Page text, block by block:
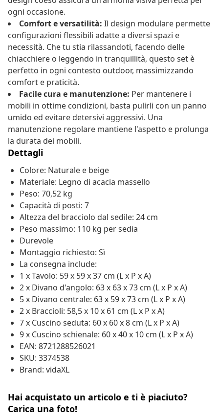
ogni occasione.
Comfort e versatilità: Il design modulare permette
configurazioni flessibili adatte a diversi spazi e
necessità. Che tu stia rilassandoti, facendo delle
chiacchiere o leggendo in tranquillità, questo set è
perfetto in ogni contesto outdoor, massimizzando
comfort e praticità.
Facile cura e manutenzione: Per mantenere i
mobili in ottime condizioni, basta pulirli con un panno
umido ed evitare detersivi aggressivi. Una
manutenzione regolare mantiene l'aspetto e prolunga
la durata dei mobili.
Dettagli
Colore: Naturale e beige
Materiale: Legno di acacia massello
Peso: 70,52 kg
Capacità di posti: 7
Altezza del bracciolo dal sedile: 24 cm
Peso massimo: 110 kg per sedia
Durevole
Montaggio richiesto: Sì
La consegna include:
1 x Tavolo: 59 x 59 x 37 cm (L x P x A)
2 x Divano d'angolo: 63 x 63 x 73 cm (L x P x A)
5 x Divano centrale: 63 x 59 x 73 cm (L x P x A)
2 x Braccioli: 58,5 x 10 x 61 cm (L x P x A)
7 x Cuscino seduta: 60 x 60 x 8 cm (L x P x A)
9 x Cuscino schienale: 60 x 40 x 10 cm (L x P x A)
EAN: 8721288526021
SKU: 3374538
Brand: vidaXL
Hai acquistato un articolo e ti è piaciuto?
Carica una foto!